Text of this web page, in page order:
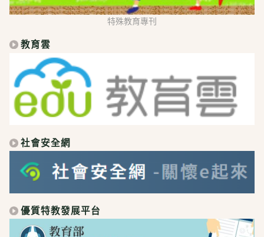
特殊教育專刊
教育雲
社會安全網
優質特教發展平台